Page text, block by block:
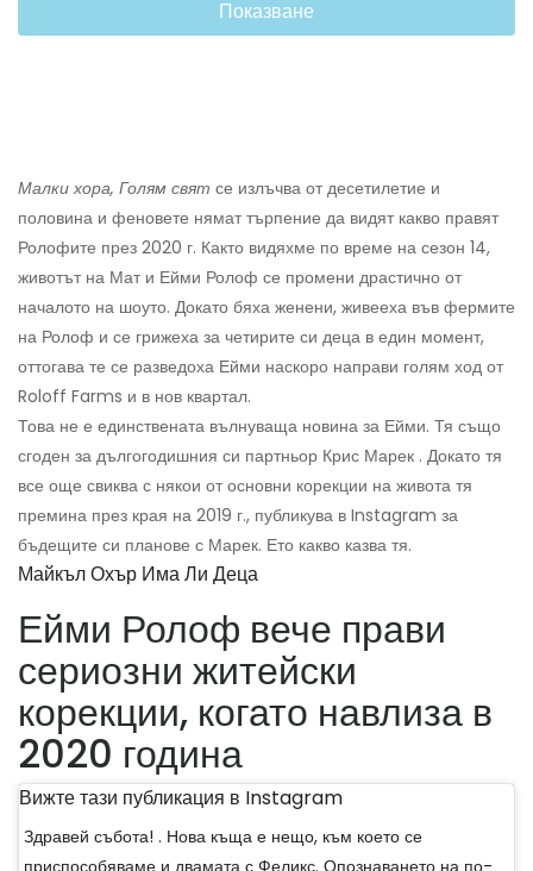
Показване
Малки хора, Голям свят се излъчва от десетилетие и
половина и феновете нямат търпение да видят какво правят
Ролофите през 2020 г. Както видяхме по време на сезон 14,
животът на Мат и Ейми Ролоф се промени драстично от
началото на шоуто. Докато бяха женени, живееха във фермите
на Ролоф и се грижеха за четирите си деца в един момент,
оттогава те се разведоха Ейми наскоро направи голям ход от
Roloff Farms и в нов квартал.
Това не е единствената вълнуваща новина за Ейми. Тя също
сгоден за дългогодишния си партньор Крис Марек . Докато тя
все още свиква с някои от основни корекции на живота тя
премина през края на 2019 г., публикува в Instagram за
бъдещите си планове с Марек. Ето какво казва тя.
Майкъл Охър Има Ли Деца
Ейми Ролоф вече прави
сериозни житейски
корекции, когато навлиза в
2020 година
Вижте тази публикация в Instagram
Здравей събота! . Нова къща е нещо, към което се